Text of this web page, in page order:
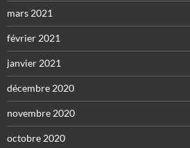
mars 2021
février 2021
janvier 2021
décembre 2020
novembre 2020
octobre 2020